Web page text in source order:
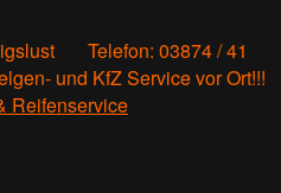
Telefon: 03874 / 41
und KfZ Service vor Ort!!!